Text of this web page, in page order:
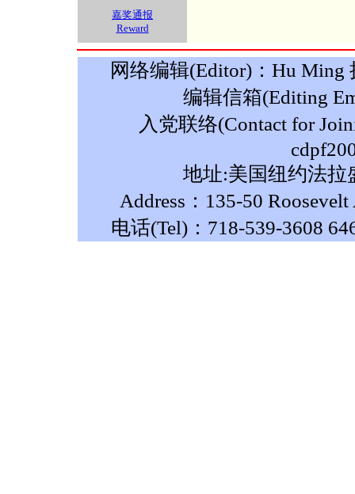
嘉奖通报
Reward
网络编辑(Editor)：Hu Ming
编辑信箱(Editing
入党联络(Contact for
地址:美国纽约法拉
Address：135-50
电话(Tel)：718-539-3608